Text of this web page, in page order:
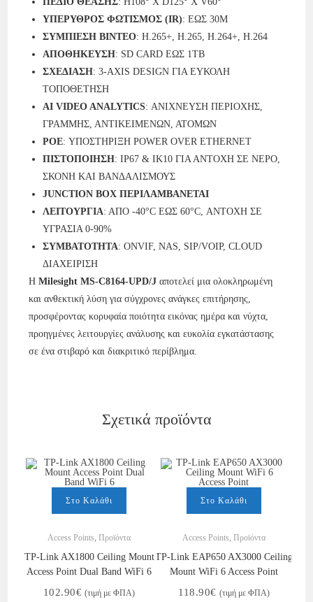
ΥΠΕΡΥΘΡΟΣ ΦΩΤΙΣΜΟΣ (IR): ΕΩΣ 30M
ΣΥΜΠΙΕΣΗ ΒΙΝΤΕΟ: H.265+, H.265, H.264+, H.264
ΑΠΟΘΗΚΕΥΣΗ: SD CARD ΕΩΣ 1TB
ΣΧΕΔΙΑΣΗ: 3-AXIS DESIGN ΓΙΑ ΕΥΚΟΛΗ
ΤΟΠΟΘΕΤΗΣΗ
AI VIDEO ANALYTICS: ΑΝΙΧΝΕΥΣΗ ΠΕΡΙΟΧΗΣ,
ΓΡΑΜΜΗΣ, ΑΝΤΙΚΕΙΜΕΝΩΝ, ΑΤΟΜΩΝ
POE: ΥΠΟΣΤΗΡΙΞΗ POWER OVER ETHERNET
ΠΙΣΤΟΠΟΙΗΣΗ: IP67 & IK10 ΓΙΑ ΑΝΤΟΧΗ ΣΕ ΝΕΡΟ,
ΣΚΟΝΗ ΚΑΙ ΒΑΝΔΑΛΙΣΜΟΥΣ
JUNCTION BOX ΠΕΡΙΛΑΜΒΑΝΕΤΑΙ
ΛΕΙΤΟΥΡΓΙΑ: ΑΠΟ -40°C ΕΩΣ 60°C, ΑΝΤΟΧΗ ΣΕ
ΥΓΡΑΣΙΑ 0-90%
ΣΥΜΒΑΤΟΤΗΤΑ: ONVIF, NAS, SIP/VOIP, CLOUD
ΔΙΑΧΕΙΡΙΣΗ
ΗMilesight MS-C8164-UPD/J αποτελεί μια ολοκληρωμένη
και ανθεκτική λύση για σύγχρονες ανάγκες επιτήρησης,
προσφέροντας κορυφαία ποιότητα εικόνας ημέρα και νύχτα,
προηγμένες λειτουργίες ανάλυσης και ευκολία εγκατάστασης
σε ένα στιβαρό και διακριτικό περίβλημα.
Σχετικά προϊόντα
Στο Καλάθι
Access Points,Προϊόντα
TP-Link AX1800 Ceiling Mount
Access Point Dual Band WiFi 6
102.90€ (τιμή με ΦΠΑ)
Στο Καλάθι
Access Points, Προϊόντα
TP-Link EAP650 AX3000 Ceiling
Mount WiFi 6 Access Point
118.90€ (τιμή με ΦΠΑ)